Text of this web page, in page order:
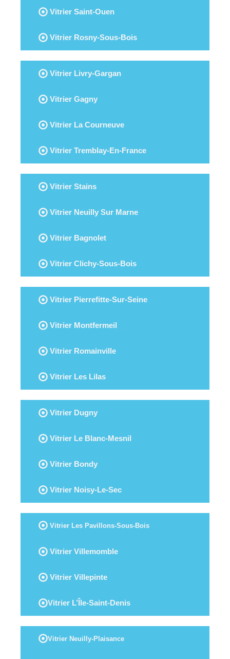
Vitrier Saint-Ouen
Vitrier Rosny-Sous-Bois
Vitrier Livry-Gargan
Vitrier Gagny
Vitrier La Courneuve
Vitrier Tremblay-En-France
Vitrier Stains
Vitrier Neuilly Sur Marne
Vitrier Bagnolet
Vitrier Clichy-Sous-Bois
Vitrier Pierrefitte-Sur-Seine
Vitrier Montfermeil
Vitrier Romainville
Vitrier Les Lilas
Vitrier Dugny
Vitrier Le Blanc-Mesnil
Vitrier Bondy
Vitrier Noisy-Le-Sec
Vitrier Les Pavillons-Sous-Bois
Vitrier Villemomble
Vitrier Villepinte
Vitrier L’Île-Saint-Denis
Vitrier Neuilly-Plaisance